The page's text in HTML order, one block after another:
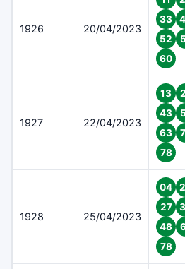
1926 20/04/2023
33
52
60
1927 22/04/2023
13
43
63
78
1928 25/04/2023
04
27
48
78